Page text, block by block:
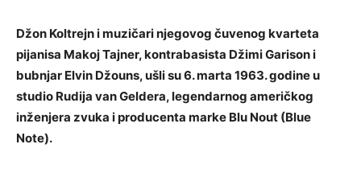
Džon Koltrejn i muzičari njegovog čuvenog kvarteta
pijanisa Makoj Tajner, kontrabasista Džimi Garison i
bubnjar Elvin Džouns, ušli su 6. marta 1963. godine u
studio Rudija van Geldera, legendarnog američkog
inženjera zvuka i producenta marke Blu Nout (Blue
Note).